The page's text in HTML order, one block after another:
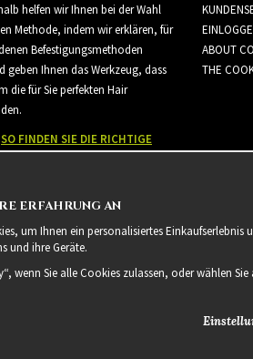
helfen wir Ihnen bei der Wahl
Methode, indem wir erklären, für
Befestigungsmethoden
geben Ihnen das Werkzeug, dass
die für Sie perfekten Hair
SO FINDEN SIE DIE RICHTIGE
ABOUT
THE
ERFAHRUNG AN
um Ihnen ein personalisiertes
und ihre Geräte.
wenn Sie alle Cookies zulassen, oder wählen